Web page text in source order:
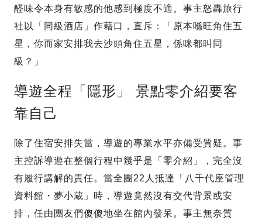
醛味令本身有敏感的他感到極度不適。事主怒轟旅行
社以「同級酒店」作藉口，直斥：「原本喺旺角住五
星，你而家安排我去沙頭角住五星，係咪都叫同
級？」
導遊全程「隱形」 景點零介紹要客
靠自己
除了住宿安排失當，導遊的專業水平亦備受質疑。事
主控訴導遊在整個行程中幾乎是「零介紹」，完全沒
有履行講解的責任。當全團22人抵達「八千代座管理
資料館・夢小蔵」時，導遊竟然沒有交代背景或安
排，任由團友們傻傻地坐在館內發呆。事主無奈質